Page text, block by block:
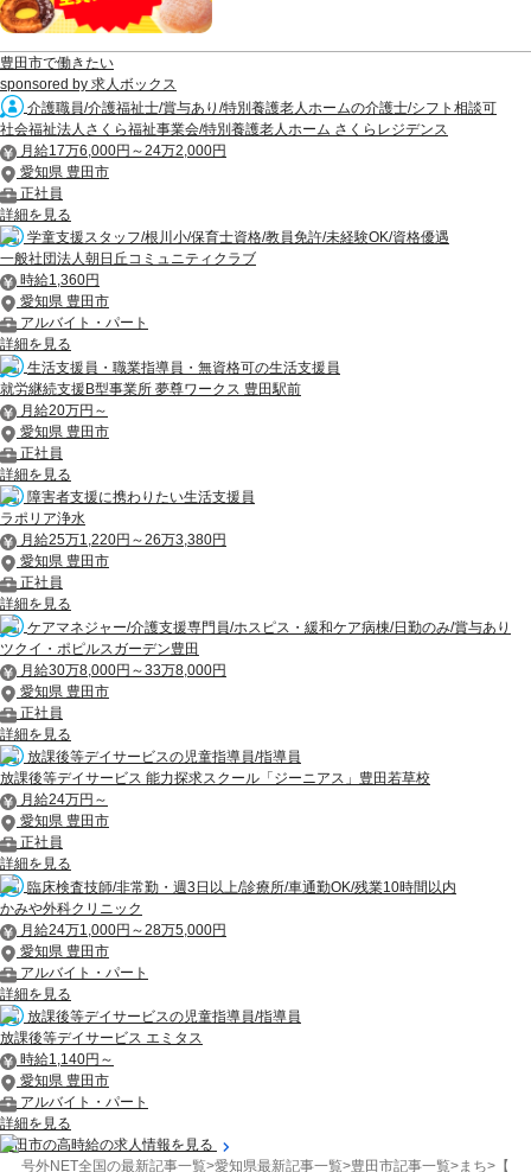
豊田市で働きたい
sponsored by 求人ボックス
介護職員/介護福祉士/賞与あり/特別養護老人ホームの介護士/シフト相談可
社会福祉法人さくら福祉事業会/特別養護老人ホーム さくらレジデンス
月給17万6,000円～24万2,000円
愛知県 豊田市
正社員
詳細を見る
学童支援スタッフ/根川小/保育士資格/教員免許/未経験OK/資格優遇
一般社団法人朝日丘コミュニティクラブ
時給1,360円
愛知県 豊田市
アルバイト・パート
詳細を見る
生活支援員・職業指導員・無資格可の生活支援員
就労継続支援B型事業所 夢尊ワークス 豊田駅前
月給20万円～
愛知県 豊田市
正社員
詳細を見る
障害者支援に携わりたい生活支援員
ラポリア浄水
月給25万1,220円～26万3,380円
愛知県 豊田市
正社員
詳細を見る
ケアマネジャー/介護支援専門員/ホスピス・緩和ケア病棟/日勤のみ/賞与あり
ツクイ・ポピルスガーデン豊田
月給30万8,000円～33万8,000円
愛知県 豊田市
正社員
詳細を見る
放課後等デイサービスの児童指導員/指導員
放課後等デイサービス 能力探求スクール「ジーニアス」豊田若草校
月給24万円～
愛知県 豊田市
正社員
詳細を見る
臨床検査技師/非常勤・週3日以上/診療所/車通勤OK/残業10時間以内
かみや外科クリニック
月給24万1,000円～28万5,000円
愛知県 豊田市
アルバイト・パート
詳細を見る
放課後等デイサービスの児童指導員/指導員
放課後等デイサービス エミタス
時給1,140円～
愛知県 豊田市
アルバイト・パート
詳細を見る
豊田市の高時給の求人情報を見る
号外NET全国の最新記事一覧>愛知県最新記事一覧>豊田市記事一覧>まち>【豊